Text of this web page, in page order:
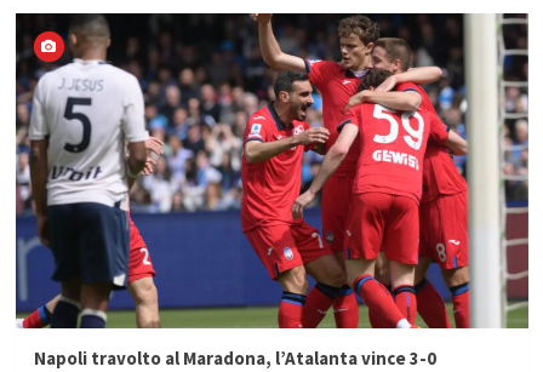
Napoli travolto al Maradona, l’Atalanta vince 3-0